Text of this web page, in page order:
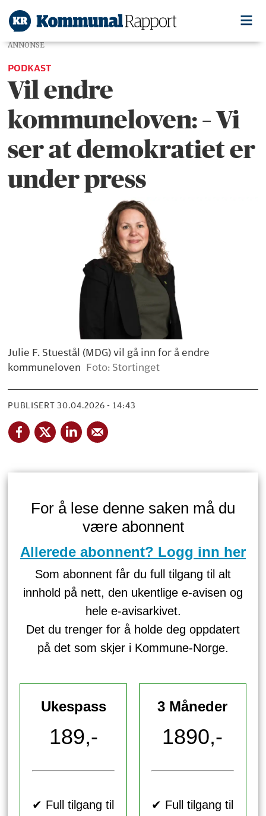
ANNONSE
PODKAST
Vil endre
kommuneloven: – Vi
ser at demokratiet er
under press
Julie F. Stuestål (MDG) vil gå inn for å endre
kommuneloven Foto: Stortinget
PUBLISERT 30.04.2026 - 14:43
For å lese denne saken må du
være abonnent
Allerede abonnent? Logg inn her
Som abonnent får du full tilgang til alt
innhold på nett, den ukentlige e-avisen og
hele e-avisarkivet.
Det du trenger for å holde deg oppdatert
på det som skjer i Kommune-Norge.
Ukespass
189,-
✔ Full tilgang til
3 Måneder
1890,-
✔ Full tilgang til